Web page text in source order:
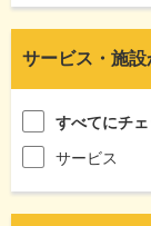
サービス・施設
すべてにチェ
サービス